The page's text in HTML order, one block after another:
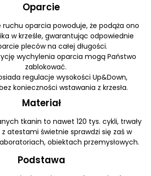
Oparcie
oparcia powoduje, że podąża ono
w krześle, gwarantując odpowiednie
pleców na całej długości.
wychylenia oparcia mogą Państwo
zablokować.
regulacje wysokości Up&Down,
konieczności wstawania z krzesła.
Materiał
tkanin to nawet 120 tys. cykli, trwały
atestami świetnie sprawdzi się zaś w
obiektach przemysłowych.
Podstawa